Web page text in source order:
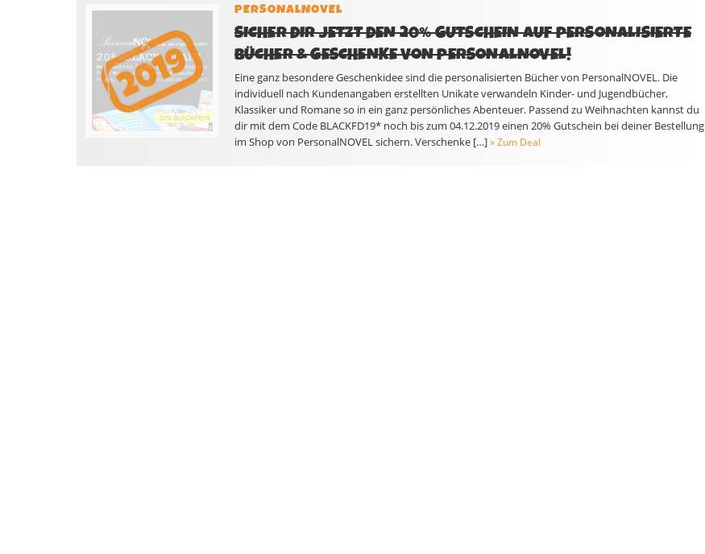
PERSONALNOVEL
SICHER DIR JETZT DEN 20% GUTSCHEIN AUF PERSONALISIERTE
BÜCHER & GESCHENKE VON PERSONALNOVEL!
Eine ganz besondere Geschenkidee sind die personalisierten Bücher von PersonalNOVEL. Die
individuell nach Kundenangaben erstellten Unikate verwandeln Kinder- und Jugendbücher,
Klassiker und Romane so in ein ganz persönliches Abenteuer. Passend zu Weihnachten kannst du
dir mit dem Code BLACKFD19* noch bis zum 04.12.2019 einen 20% Gutschein bei deiner Bestellung
im Shop von PersonalNOVEL sichern. Verschenke […] » Zum Deal